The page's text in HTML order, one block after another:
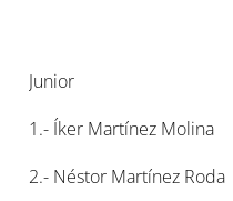
Junior
1.- Íker Martínez Molina
2.- Néstor Martínez Roda